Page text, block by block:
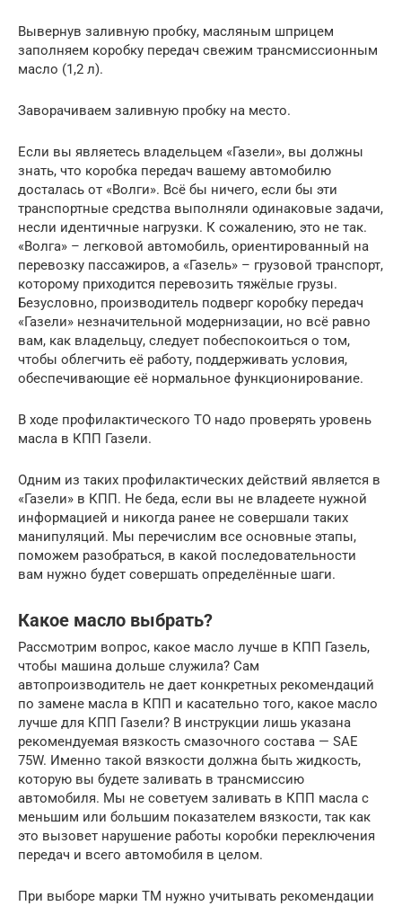
Вывернув заливную пробку, масляным шприцем
заполняем коробку передач свежим трансмиссионным
масло (1,2 л).
Заворачиваем заливную пробку на место.
Если вы являетесь владельцем «Газели», вы должны
знать, что коробка передач вашему автомобилю
досталась от «Волги». Всё бы ничего, если бы эти
транспортные средства выполняли одинаковые задачи,
несли идентичные нагрузки. К сожалению, это не так.
«Волга» – легковой автомобиль, ориентированный на
перевозку пассажиров, а «Газель» – грузовой транспорт,
которому приходится перевозить тяжёлые грузы.
Безусловно, производитель подверг коробку передач
«Газели» незначительной модернизации, но всё равно
вам, как владельцу, следует побеспокоиться о том,
чтобы облегчить её работу, поддерживать условия,
обеспечивающие её нормальное функционирование.
В ходе профилактического ТО надо проверять уровень
масла в КПП Газели.
Одним из таких профилактических действий является в
«Газели» в КПП. Не беда, если вы не владеете нужной
информацией и никогда ранее не совершали таких
манипуляций. Мы перечислим все основные этапы,
поможем разобраться, в какой последовательности
вам нужно будет совершать определённые шаги.
Какое масло выбрать?
Рассмотрим вопрос, какое масло лучше в КПП Газель,
чтобы машина дольше служила? Сам
автопроизводитель не дает конкретных рекомендаций
по замене масла в КПП и касательно того, какое масло
лучше для КПП Газели? В инструкции лишь указана
рекомендуемая вязкость смазочного состава — SAE
75W. Именно такой вязкости должна быть жидкость,
которую вы будете заливать в трансмиссию
автомобиля. Мы не советуем заливать в КПП масла с
меньшим или большим показателем вязкости, так как
это вызовет нарушение работы коробки переключения
передач и всего автомобиля в целом.
При выборе марки ТМ нужно учитывать рекомендации